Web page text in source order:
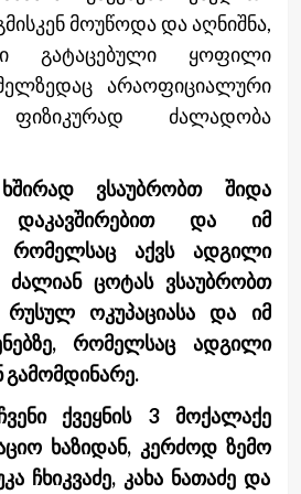
მოუწოდა და აღნიშნა,
გატაცებული ყოფილი
არაოფიციალური
ფიზიკურად ძალადობა
ვსაუბრობთ შიდა
დაკავშირებით და იმ
რომელსაც აქვს ადგილი
ძალიან ცოტას ვსაუბრობთ
რუსულ ოკუპაციასა და იმ
რომელსაც ადგილი
გამომდინარე.
ქვეყნის 3 მოქალაქე
ხაზიდან, კერძოდ ზემო
ჩხიკვაძე, კახა ნათაძე და